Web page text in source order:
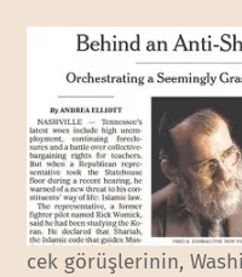
cek görüşlerinin,